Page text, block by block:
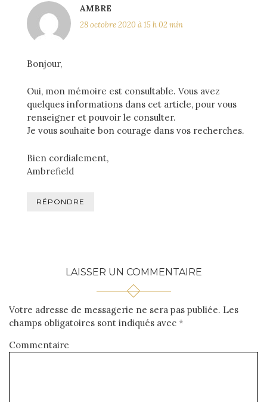
AMBRE
28 octobre 2020 à 15 h 02 min
Bonjour,
Oui, mon mémoire est consultable. Vous avez
quelques informations dans cet article, pour vous
renseigner et pouvoir le consulter.
Je vous souhaite bon courage dans vos recherches.
Bien cordialement,
Ambrefield
RÉPONDRE
LAISSER UN COMMENTAIRE
Votre adresse de messagerie ne sera pas publiée. Les
champs obligatoires sont indiqués avec *
Commentaire